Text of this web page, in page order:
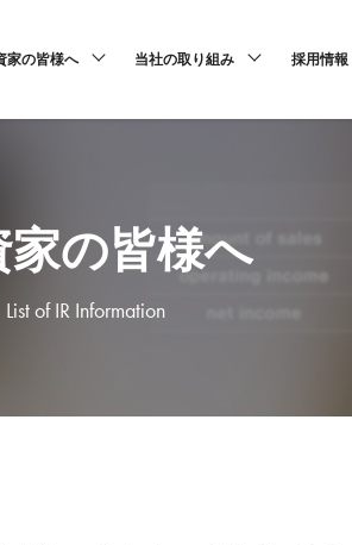
家の皆様へ 当社の取り組み 採用情報
家の皆様へ
List of IR Information